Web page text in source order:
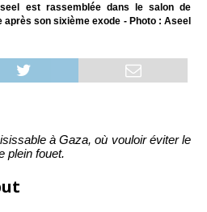
est rassemblée dans le salon de
son sixième exode - Photo : Aseel
à Gaza, où vouloir éviter le
plein fouet.